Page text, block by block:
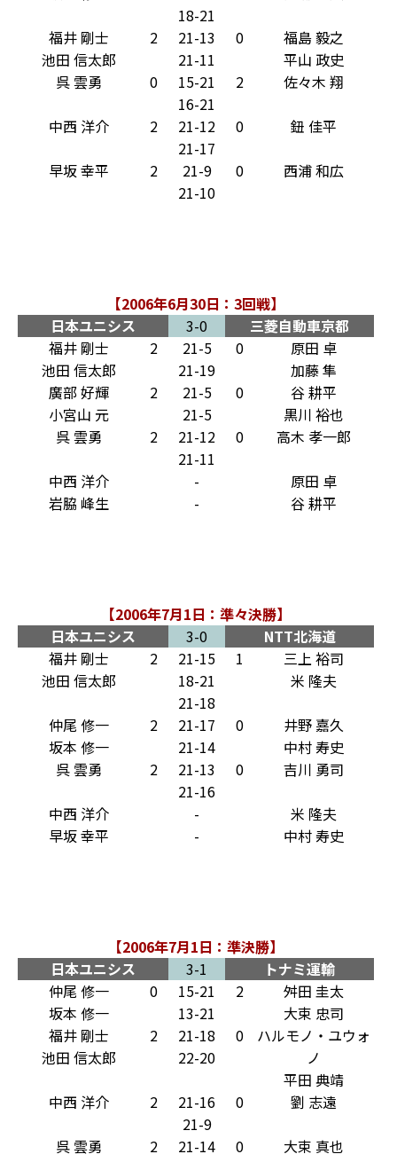
18-21
福井 剛士
池田 信太郎
2
21-13
21-11
0
福島 毅之
平山 政史
呉 雲勇
0
15-21
16-21
2 佐々木 翔
中西 洋介 2
21-12
21-17
0 鈕 佳平
早坂 幸平 2
21-9
21-10
0 西浦 和広
【2006年6月30日：3回戦】
日本ユニシス
3-0
三菱自動車京都
福井 剛士
池田 信太郎
2
21-5
21-19
0
原田 卓
加藤 隼
廣部 好輝
小宮山 元
2
21-5
21-5
0
谷 耕平
黒川 裕也
呉 雲勇
2
21-12
21-11
0 高木 孝一郎
中西 洋介 -
原田 卓
岩脇 峰生
- 谷 耕平
【2006年7月1日：準々決勝】
日本ユニシス
3-0
NTT北海道
福井 剛士
池田 信太郎
2
21-15
18-21
21-18
1
三上 裕司
米 隆夫
仲尾 修一
坂本 修一
2
21-17
21-14
0
井野 嘉久
中村 寿史
呉 雲勇
2
21-13
21-16
0 吉川 勇司
中西 洋介 -
米 隆夫
早坂 幸平
- 中村 寿史
【2006年7月1日：準決勝】
日本ユニシス
3-1
トナミ運輸
仲尾 修一
坂本 修一
0
15-21
13-21
2
舛田 圭太
大束 忠司
福井 剛士
池田 信太郎
2
21-18
22-20
0
ハルモノ・ユウォ
ノ
平田 典靖
中西 洋介
2
21-16
21-9
0 劉 志遠
呉 雲勇 2
21-14
0 大束 真也